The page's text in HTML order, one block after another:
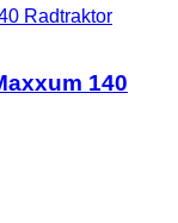
Radtraktor
140